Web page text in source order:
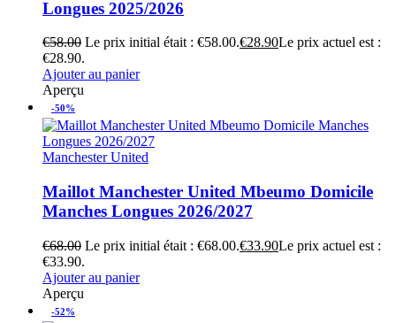
Longues 2025/2026
€58.00 Le prix initial était : €58.00.€28.90Le prix actuel est :
€28.90.
Ajouter au panier
Aperçu
-50%
Manchester United
Maillot Manchester United Mbeumo Domicile
Manches Longues 2026/2027
€68.00 Le prix initial était : €68.00.€33.90Le prix actuel est :
€33.90.
Ajouter au panier
Aperçu
-52%